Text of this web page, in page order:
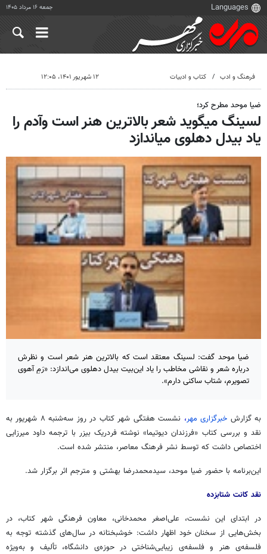
جمعه ۱۶ مرداد ۱۴۰۵
فرهنگ و ادب کتاب و ادبیات ۱۲ شهریور ۱۴۰۱، ۱۲:۰۵
ضیا موحد مطرح کرد؛
لسینگ میگوید شعر بالاترین هنر است وآدم را
یاد بیدل دهلوی میاندازد
ضیا موحد گفت: لسینگ معتقد است که بالاترین هنر شعر است و نظرش
درباره شعر و نقاشی مخاطب را یاد این‌بیت بیدل دهلوی می‌اندازد: «رَمِ آهوی
تصویرم، شتاب ساکنی دارم».
به گزارش خبرگزاری مهر،
نشست هفتگی شهر کتاب در روز سه‌شنبه ۸ شهریور به
نقد و بررسی کتاب «فرزندان دیوتیما» نوشته فردریک بیزر با ترجمه‌ داود میرزایی
اختصاص داشت که توسط نشر فرهنگ معاصر، منتشر شده است.
این‌برنامه با حضور ضیا موحد، سیدمحمدرضا بهشتی و مترجم اثر برگزار شد.
نقد کانت شتابزده
در ابتدای این نشست، علی‌اصغر محمدخانی، معاون فرهنگی شهر کتاب، در
بخش‌هایی از سخنان خود اظهار داشت: خوشبختانه در سال‌های گذشته توجه به
فلسفه‌ی هنر و فلسفه‌ی زیبایی‌شناختی در حوزه‌ی دانشگاه، تألیف و به‌ویژه